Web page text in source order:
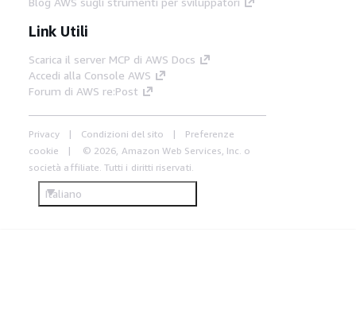
Link Utili
Scarica il server MCP di AWS Docs
Accedi alla Console AWS
Forum di AWS re:Post
Privacy Condizioni del sito
Preferenze
cookie
© 2026, Amazon Web Services, Inc. o
società affiliate. Tutti i diritti riservati.
Italiano